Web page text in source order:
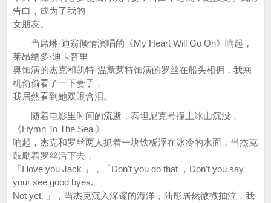
告白，成为了我的
女朋友。
当席琳·迪翁倾情演唱的《My Heart Will Go On》响起，
莱昂纳多·迪卡普里
奥饰演的杰克和凯特·温斯莱特饰演的罗丝在船头相拥，我乘
机偷偷看了一下妻子，
我居然看到她双眼含泪。
随着电影里时间的流逝，泰坦尼克号撞上冰山沉没，
《Hymn To The Sea 》
响起，杰克和罗丝两人抓着一块铁板浮在冰冷的水面，当杰克
鼓励着罗丝活下去，
「I love you Jack 」，「Don't you do that ，Don't you say
your see good byes.
Not yet. 」，当杰克沉入深邃的海洋，陆彤居然微微抽泣，我